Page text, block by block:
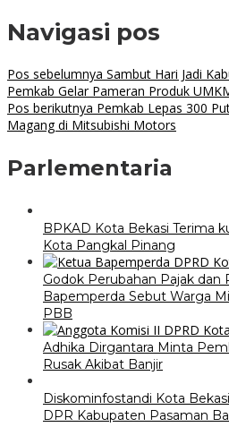
Navigasi pos
Pos sebelumnya Sambut Hari Jadi
Pemkab Gelar Pameran Produk
Pos berikutnya Pemkab Lepas 300
Magang di Mitsubishi Motors
Parlementaria
BPKAD Kota Bekasi Terima
Kota Pangkal Pinang
Godok Perubahan Pajak dan
Bapemperda Sebut Warga
PBB
Adhika Dirgantara Minta
Rusak Akibat Banjir
Diskominfostandi Kota
DPR Kabupaten Pasaman